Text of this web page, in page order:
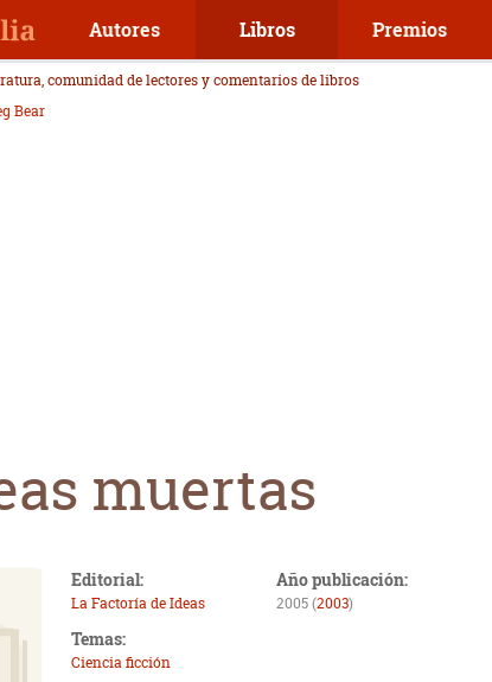
Autores Libros Premios
comunidad de lectores y comentarios de libros
Bear
muertas
Editorial:
La Factoría de Ideas
Año publicación:
2005 (2003)
Temas:
Ciencia ficción